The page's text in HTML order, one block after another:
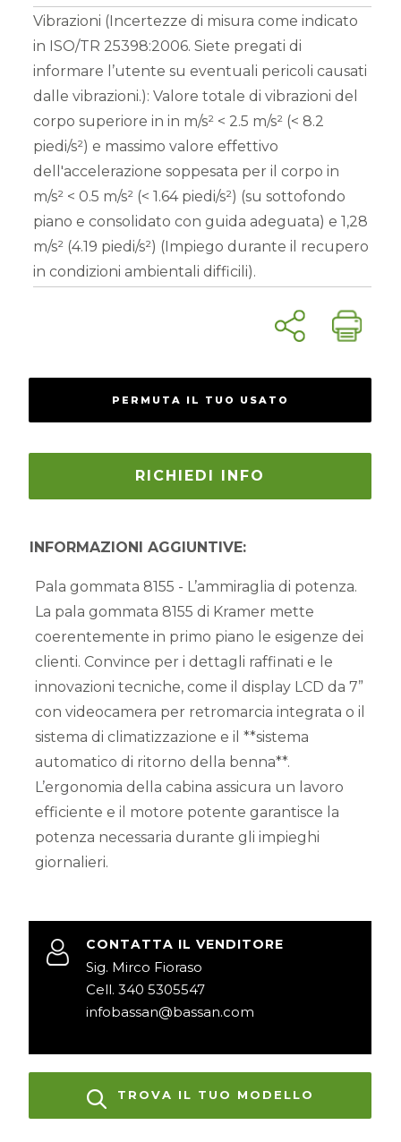
PERMUTA IL TUO USATO
RICHIEDI INFO
INFORMAZIONI AGGIUNTIVE:
Pala gommata 8155 - L’ammiraglia di potenza.
La pala gommata 8155 di Kramer mette
coerentemente in primo piano le esigenze dei
clienti. Convince per i dettagli raffinati e le
innovazioni tecniche, come il display LCD da 7”
con videocamera per retromarcia integrata o il
sistema di climatizzazione e il **sistema
automatico di ritorno della benna**.
L’ergonomia della cabina assicura un lavoro
efficiente e il motore potente garantisce la
potenza necessaria durante gli impieghi
giornalieri.
CONTATTA IL VENDITORE
Sig. Mirco Fioraso
Cell. 340 5305547
infobassan@bassan.com
TROVA IL TUO MODELLO
Vibrazioni (Incertezze di misura come indicato
in ISO/TR 25398:2006. Siete pregati di
informare l’utente su eventuali pericoli causati
dalle vibrazioni.): Valore totale di vibrazioni del
corpo superiore in in m/s² < 2.5 m/s² (< 8.2
piedi/s²) e massimo valore effettivo
dell'accelerazione soppesata per il corpo in
m/s² < 0.5 m/s² (< 1.64 piedi/s²) (su sottofondo
piano e consolidato con guida adeguata) e 1,28
m/s² (4.19 piedi/s²) (Impiego durante il recupero
in condizioni ambientali difficili).